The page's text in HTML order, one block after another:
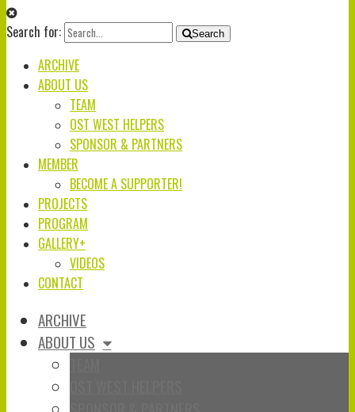
Search for: Search
ARCHIVE
ABOUT US
TEAM
OST WEST HELPERS
SPONSOR & PARTNERS
MEMBER
BECOME A SUPPORTER!
PROJECTS
PROGRAM
GALLERY+
VIDEOS
CONTACT
ARCHIVE
ABOUT US